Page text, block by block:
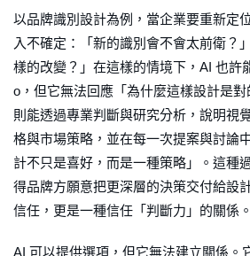
以品牌識別設計為例，當企業要重新定
入不確定：「新的識別會不會太前衛？
樣的改變？」在這樣的情境下，AI 也許
o，但它無法回應「為什麼這樣設計是
則能透過專業判斷與研究分析，說明視
格與市場策略，並在每一次提案與討論
計不只是喜好，而是一種策略」。這種
得品牌方願意把更深層的決策交付給設
信任，更是一種信任「判斷力」的關係。
AI 可以提供選項，但它無法建立關係。